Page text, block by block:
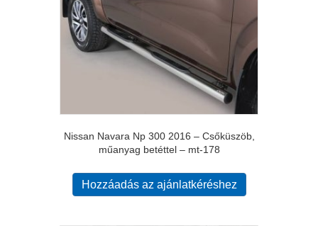
Nissan Navara Np 300 2016 – Csőküszöb,
műanyag betéttel – mt-178
Hozzáadás az ajánlatkéréshez